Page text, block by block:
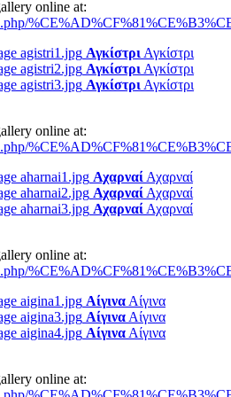
online at:
Αγκίστρι Αγκίστρι
Αγκίστρι Αγκίστρι
Αγκίστρι Αγκίστρι
online at:
Αχαρναί Αχαρναί
Αχαρναί Αχαρναί
Αχαρναί Αχαρναί
online at:
Αίγινα Αίγινα
Αίγινα Αίγινα
Αίγινα Αίγινα
online at: